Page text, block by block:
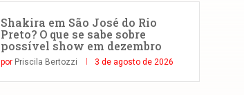
Shakira em São José do Rio
Preto? O que se sabe sobre
possível show em dezembro
por Priscila Bertozzi 3 de agosto de 2026